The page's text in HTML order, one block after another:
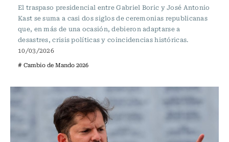
El traspaso presidencial entre Gabriel Boric y José Antonio
Kast se suma a casi dos siglos de ceremonias republicanas
que, en más de una ocasión, debieron adaptarse a
desastres, crisis políticas y coincidencias históricas.
10/03/2026
# Cambio de Mando 2026